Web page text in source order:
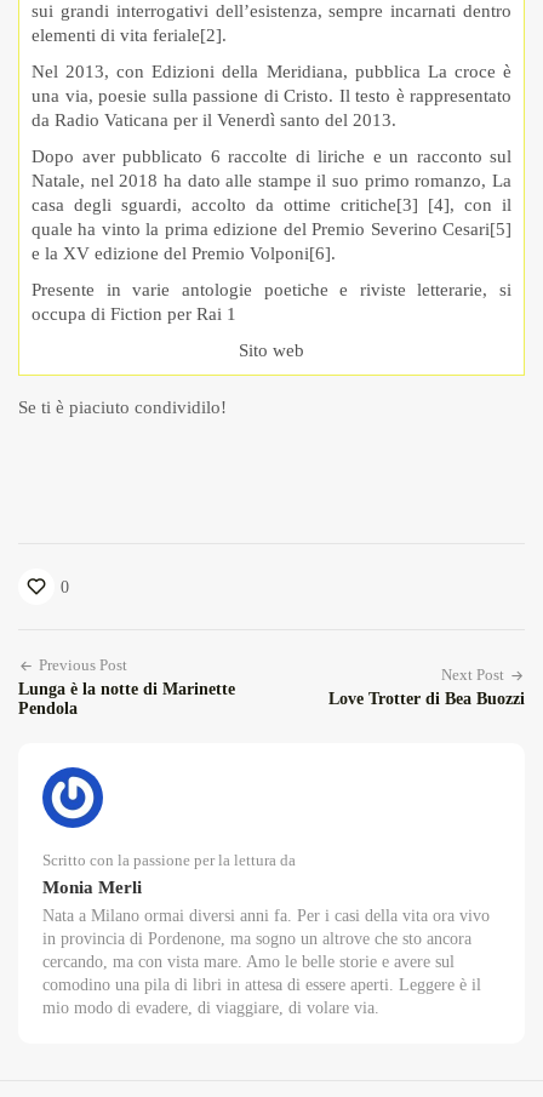
sui grandi interrogativi dell’esistenza, sempre incarnati dentro
elementi di vita feriale[2].
Nel 2013, con Edizioni della Meridiana, pubblica La croce è
una via, poesie sulla passione di Cristo. Il testo è rappresentato
da Radio Vaticana per il Venerdì santo del 2013.
Dopo aver pubblicato 6 raccolte di liriche e un racconto sul
Natale, nel 2018 ha dato alle stampe il suo primo romanzo, La
casa degli sguardi, accolto da ottime critiche[3] [4], con il
quale ha vinto la prima edizione del Premio Severino Cesari[5]
e la XV edizione del Premio Volponi[6].
Presente in varie antologie poetiche e riviste letterarie, si
occupa di Fiction per Rai 1
Sito web
Se ti è piaciuto condividilo!
0
Previous Post
Lunga è la notte di Marinette
Pendola
Next Post
Love Trotter di Bea Buozzi
Scritto con la passione per la lettura da
Monia Merli
Nata a Milano ormai diversi anni fa. Per i casi della vita ora vivo
in provincia di Pordenone, ma sogno un altrove che sto ancora
cercando, ma con vista mare. Amo le belle storie e avere sul
comodino una pila di libri in attesa di essere aperti. Leggere è il
mio modo di evadere, di viaggiare, di volare via.